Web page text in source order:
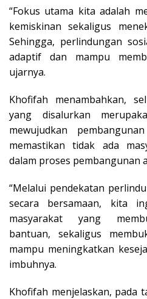
“Fokus utama kita adalah
kemiskinan sekaligus
Sehingga, perlindungan
adaptif dan mampu
ujarnya.
Khofifah menambahkan,
yang disalurkan
mewujudkan
memastikan tidak ada
dalam proses pembangunan
“Melalui pendekatan
secara bersamaan, kita
masyarakat yang
bantuan, sekaligus
mampu meningkatkan
imbuhnya.
Khofifah menjelaskan, pada